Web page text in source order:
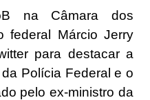
na Câmara dos
federal Márcio Jerry
para destacar a
Polícia Federal e o
pelo ex-ministro da